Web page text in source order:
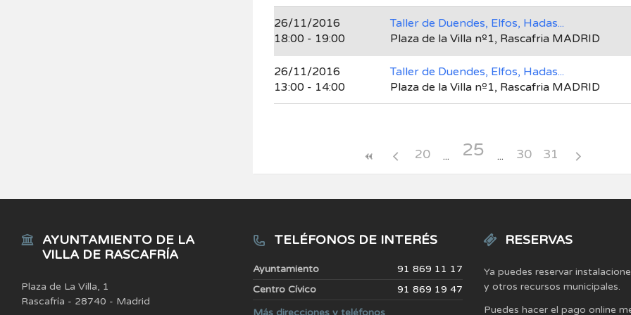
26/11/2016
18:00 - 19:00
Taller de Duendes, Elfos, Hadas...
Plaza de la Villa nº1, Rascafria MADRID
26/11/2016
13:00 - 14:00
Taller de Duendes, Elfos, Hadas...
Plaza de la Villa nº1, Rascafria MADRID
20 25 30 31
AYUNTAMIENTO DE LA
VILLA DE RASCAFRÍA
Plaza de La Villa, 1
Rascafría - 28740 - Madrid
TELÉFONOS DE INTERÉS
Ayuntamiento
91 869 11 17
Centro Cívico
91 869 19 47
RESERVAS
Ya puedes reservar
y otros recursos municipales.
Puedes hacer el pago online